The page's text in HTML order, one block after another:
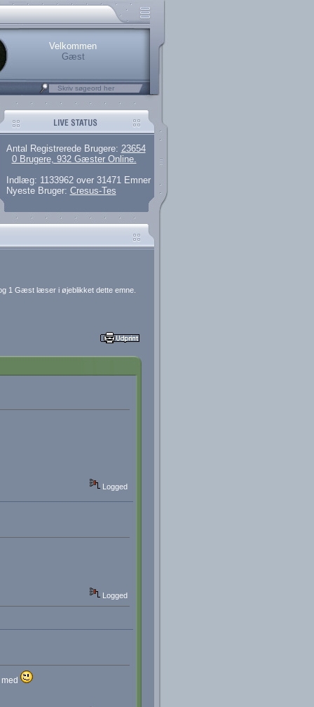
brugere
artikler og 135 guides
her.
Velkommen
Gæst
Antal Registrerede Brugere: 23654
0 Brugere, 932 Gæster Online.
Indlæg: 1133962 over 31471 Emner
Nyeste Bruger: Cresus-Tes
1 Gæst læser i øjeblikket dette emne.
Logged
Logged